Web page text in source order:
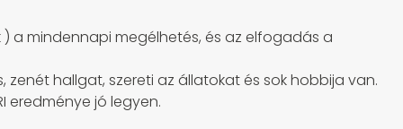
a mindennapi megélhetés, és az elfogadás a
zenét hallgat, szereti az állatokat és sok hobbija van.
eredménye jó legyen.